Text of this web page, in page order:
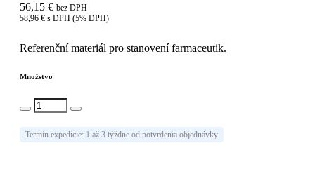
56,15 € bez DPH
58,96 € s DPH (5% DPH)
Referenční materiál pro stanovení farmaceutik.
Množstvo
Termín expedície: 1 až 3 týždne od potvrdenia objednávky